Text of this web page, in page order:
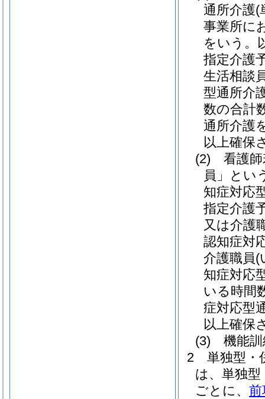
通所介護(
事業所に
をいう。
指定介護
生活相談
型通所介
数の合計
通所介護
以上確保
(2)
看護
員」とい
知症対応
指定介護
又は介護
認知症対
介護職員(
知症対応
いる時間
症対応型
以上確保
(3)
機能
2
単独型・
は、単独型
ごとに、 前